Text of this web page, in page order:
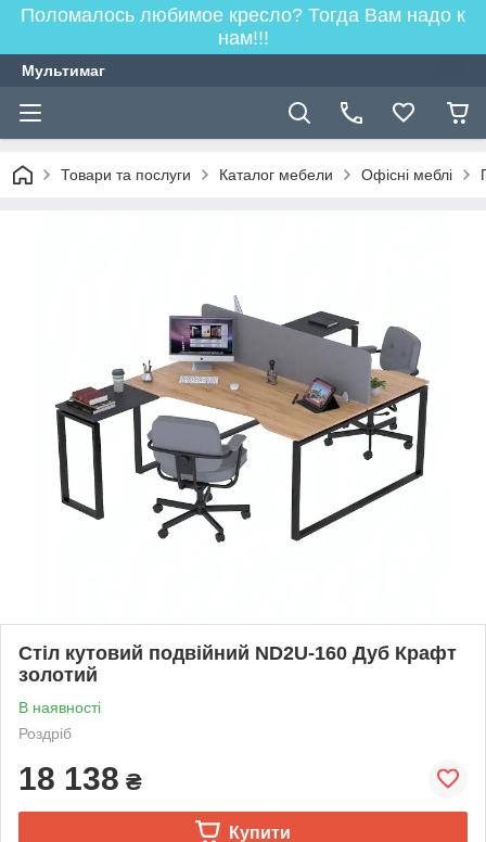
Поломалось любимое кресло? Тогда Вам надо к
нам!!!
Мультимаг
Товари та послуги Каталог мебели Офісні меблі
Стіл кутовий подвійний ND2U-160 Дуб Крафт
золотий
В наявності
Роздріб
18 138 ₴
Купити